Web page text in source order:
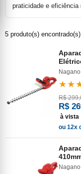
praticidade e eficiência
5 produto(s) encontrado(s)
Nagano
R$
R$
à vista
ou 12x
Nagano